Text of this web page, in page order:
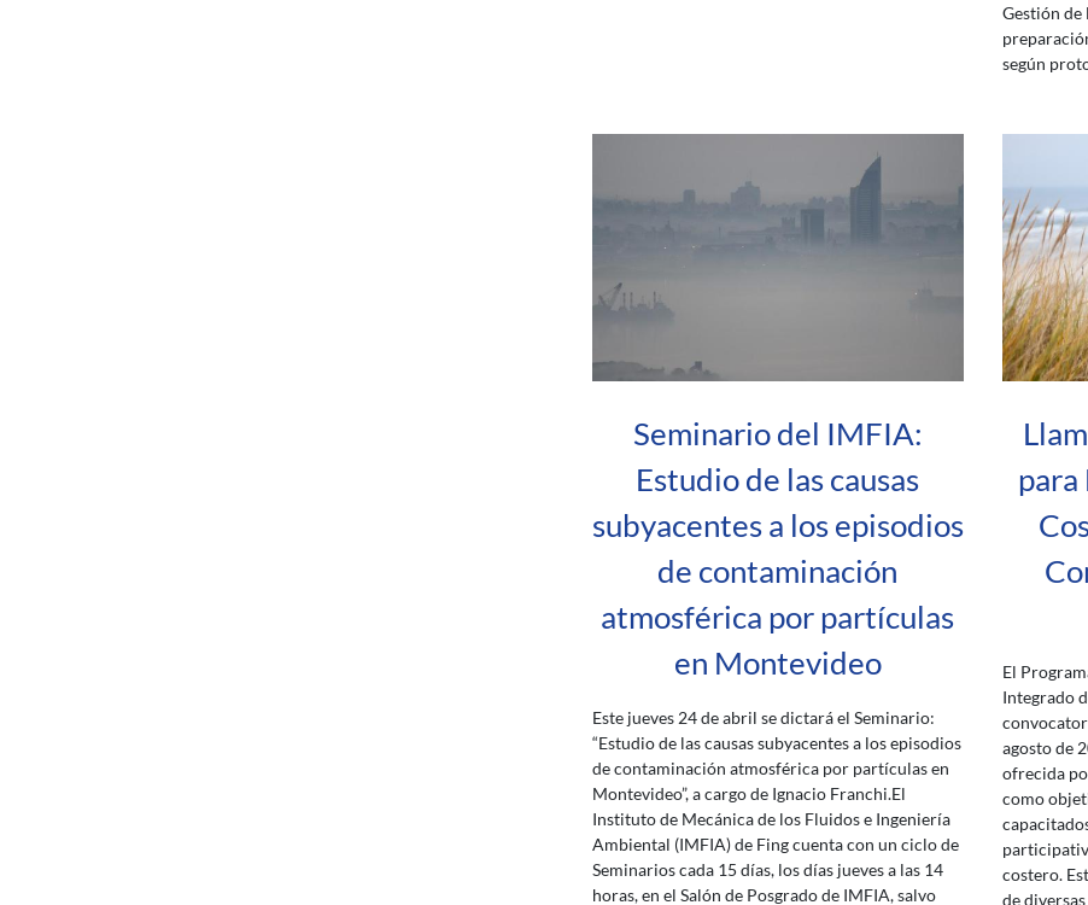
Gestión de
según
Seminario del IMFIA:
Estudio de las causas
subyacentes a los episodios
de contaminación
atmosférica por partículas
en Montevideo
Este jueves 24 de abril se dictará el Seminario:
“Estudio de las causas subyacentes a los episodios
de contaminación atmosférica por partículas en
Montevideo”, a cargo de Ignacio Franchi.El
Instituto de Mecánica de los Fluidos e Ingeniería
Ambiental (IMFIA) de Fing cuenta con un ciclo de
Seminarios cada 15 días, los días jueves a las 14
horas, en el Salón de Posgrado de IMFIA, salvo
para
El
Integrado
agosto de
ofrecida
como
costero.
de